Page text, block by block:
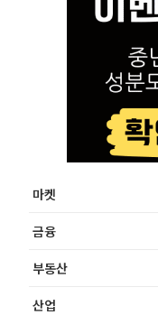
마켓
금융
부동산
산업